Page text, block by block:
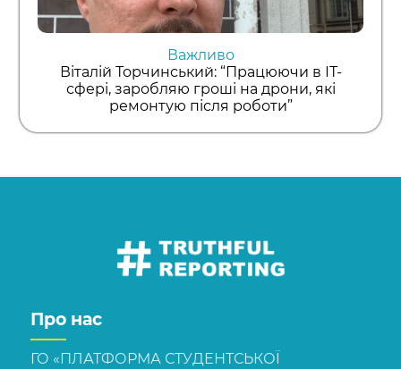
Важливо
Віталій Торчинський: “Працюючи в ІТ-
сфері, заробляю гроші на дрони, які
ремонтую після роботи”
Про нас
ГО «ПЛАТФОРМА СТУДЕНТСЬКОЇ